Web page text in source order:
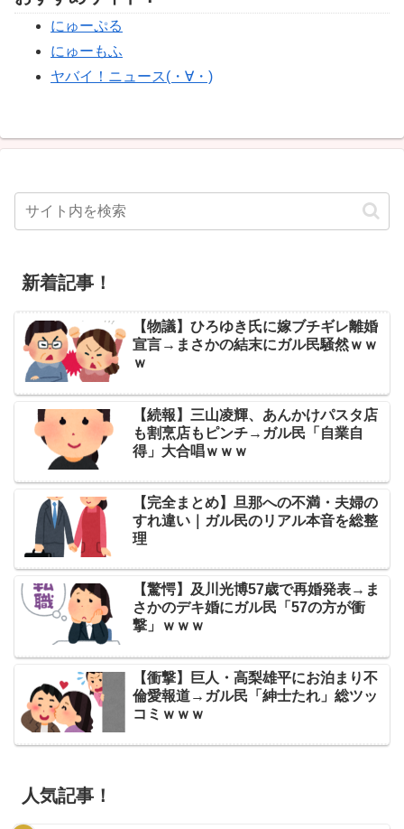
にゅーぷる
にゅーもふ
ヤバイ！ニュース(・∀・)
新着記事！
【物議】ひろゆき氏に嫁ブチギレ離婚
宣言→まさかの結末にガル民騒然ｗｗ
ｗ
【続報】三山凌輝、あんかけパスタ店
も割烹店もピンチ→ガル民「自業自
得」大合唱ｗｗｗ
【完全まとめ】旦那への不満・夫婦の
すれ違い｜ガル民のリアル本音を総整
理
【驚愕】及川光博57歳で再婚発表→ま
さかのデキ婚にガル民「57の方が衝
撃」ｗｗｗ
【衝撃】巨人・高梨雄平にお泊まり不
倫愛報道→ガル民「紳士たれ」総ツッ
コミｗｗｗ
人気記事！